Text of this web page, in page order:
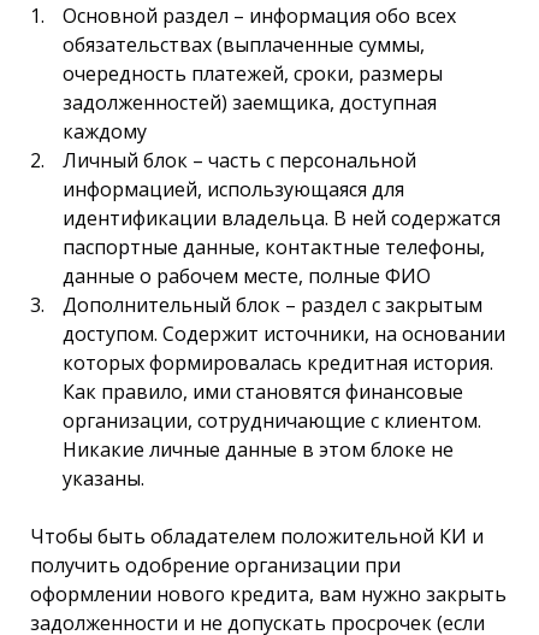
Основной раздел – информация обо всех
обязательствах (выплаченные суммы,
очередность платежей, сроки, размеры
задолженностей) заемщика, доступная
каждому
Личный блок – часть с персональной
информацией, использующаяся для
идентификации владельца. В ней содержатся
паспортные данные, контактные телефоны,
данные о рабочем месте, полные ФИО
Дополнительный блок – раздел с закрытым
доступом. Содержит источники, на основании
которых формировалась кредитная история.
Как правило, ими становятся финансовые
организации, сотрудничающие с клиентом.
Никакие личные данные в этом блоке не
указаны.
Чтобы быть обладателем положительной КИ и
получить одобрение организации при
оформлении нового кредита, вам нужно закрыть
задолженности и не допускать просрочек (если